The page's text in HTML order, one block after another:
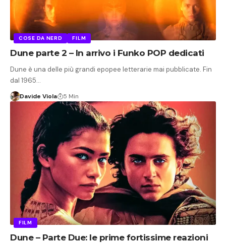
COSE DA NERD FILM
Dune parte 2 – In arrivo i Funko POP dedicati
Dune è una delle più grandi epopee letterarie mai pubblicate. Fin
dal 1965…
Davide Viola 5 Min
FILM
Dune – Parte Due: le prime fortissime reazioni